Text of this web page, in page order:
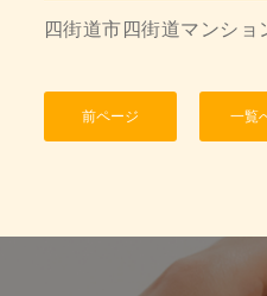
四街道市四街道マンシ
前ページ 一覧